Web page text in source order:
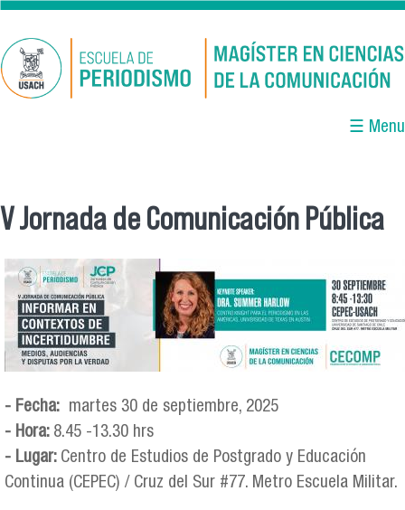
Pasar al contenido principal
☰ Menu
V Jornada de Comunicación Pública
- Fecha: martes 30 de septiembre, 2025
- Hora: 8.45 -13.30 hrs
- Lugar: Centro de Estudios de Postgrado y Educación
Continua (CEPEC) / Cruz del Sur #77. Metro Escuela Militar.